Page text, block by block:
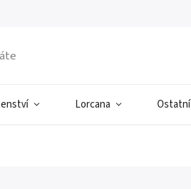
Lorcana